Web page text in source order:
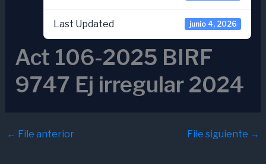
Last Updated junio 4, 2026
Act 106-2025 BIRF
9747 Ej irregular 2024
← File anterior File siguiente →